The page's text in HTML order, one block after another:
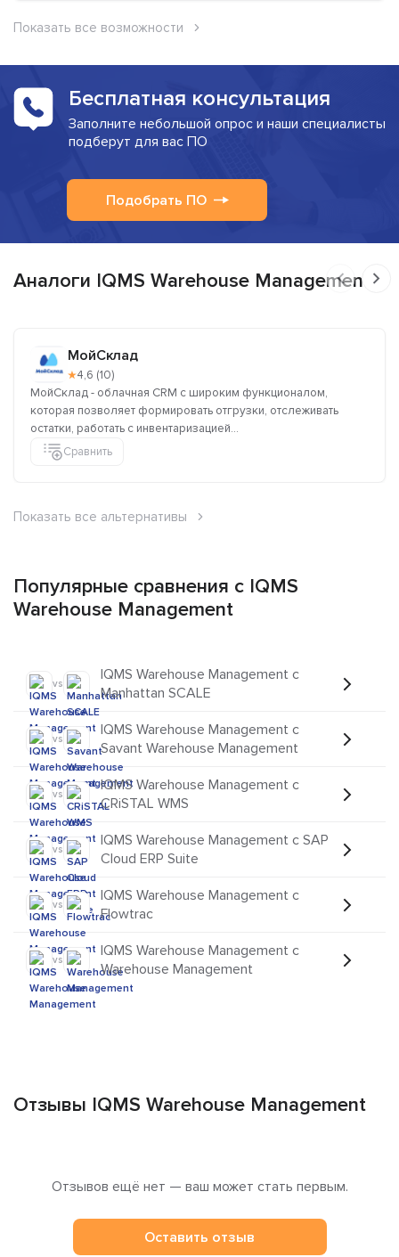
Показать все возможности
Бесплатная консультация
Заполните небольшой опрос и наши специалисты
подберут для вас ПО
Подобрать ПО
Аналоги IQMS Warehouse Management
МойСклад
★4,6 (10)
МойСклад - облачная CRM с широким функционалом,
которая позволяет формировать отгрузки, отслеживать
остатки, работать с инвентаризацией...
Сравнить
Показать все альтернативы
Популярные сравнения с IQMS
Warehouse Management
vs
IQMS Warehouse Management с
Manhattan SCALE
vs
IQMS Warehouse Management с
Savant Warehouse Management
vs
IQMS Warehouse Management с
CRiSTAL WMS
vs
IQMS Warehouse Management с SAP
Cloud ERP Suite
vs
IQMS Warehouse Management с
Flowtrac
vs
IQMS Warehouse Management с
Warehouse Management
Отзывы IQMS Warehouse Management
Отзывов ещё нет — ваш может стать первым.
Оставить отзыв